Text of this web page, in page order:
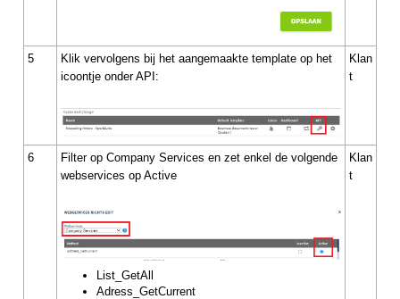
5
Klik vervolgens bij het aangemaakte template op het
icoontje onder API:
Klan
t
6
Filter op Company Services en zet enkel de volgende
webservices op Active
List_GetAll
Adress_GetCurrent
Klan
t